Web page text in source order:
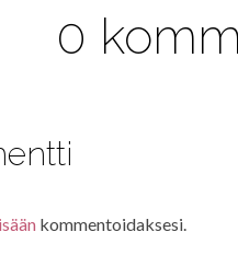
0
kommentoidaksesi.